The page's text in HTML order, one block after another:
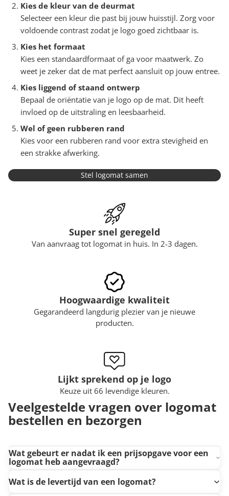
Kies de kleur van de deurmat
Selecteer een kleur die past bij jouw huisstijl. Zorg voor
voldoende contrast zodat je logo goed zichtbaar is.
Kies het formaat
Kies een standaardformaat of ga voor maatwerk. Zo
weet je zeker dat de mat perfect aansluit op jouw entree.
Kies liggend of staand ontwerp
Bepaal de oriëntatie van je logo op de mat. Dit heeft
invloed op de uitstraling en leesbaarheid.
Wel of geen rubberen rand
Kies voor een rubberen rand voor extra stevigheid en
een strakke afwerking.
Stel logomat samen
Super snel geregeld
Van aanvraag tot logomat in huis. In 2-3 dagen.
Hoogwaardige kwaliteit
Gegarandeerd langdurig plezier van je nieuwe
producten.
Lijkt sprekend op je logo
Keuze uit 66 levendige kleuren.
Veelgestelde vragen over logomat
bestellen en bezorgen
Wat gebeurt er nadat ik een prijsopgave voor een
logomat heb aangevraagd?
Wat is de levertijd van een logomat?